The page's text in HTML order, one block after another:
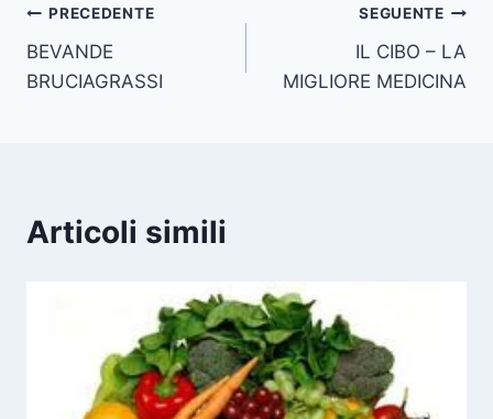
Navigazione
articoli
PRECEDENTE
BEVANDE
BRUCIAGRASSI
SEGUENTE
IL CIBO – LA
MIGLIORE MEDICINA
Articoli simili